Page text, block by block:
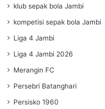
klub sepak bola Jambi
kompetisi sepak bola Jambi
Liga 4 Jambi
Liga 4 Jambi 2026
Merangin FC
Persebri Batanghari
Persisko 1960